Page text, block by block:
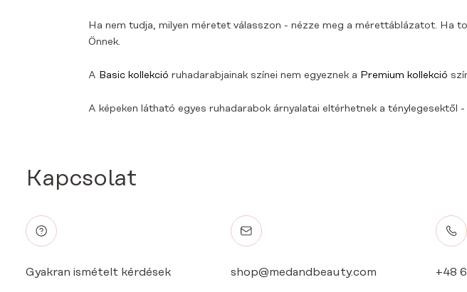
Ha nem tudja, milyen méretet válasszon - nézze meg a mérettáblázatot. Ha
Önnek.
A Basic kollekció ruhadarabjainak színei nem egyeznek a Premium kollekció
A képeken látható egyes ruhadarabok árnyalatai eltérhetnek a
Kapcsolat
Gyakran ismételt kérdések shop@medandbeauty.com +48